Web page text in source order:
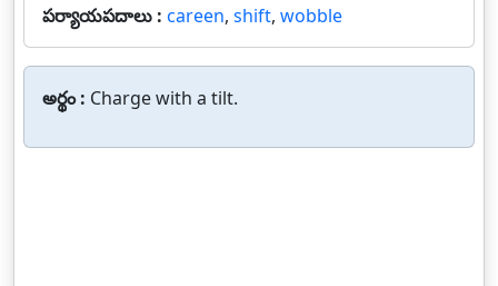
పర్యాయపదాలు : careen, shift, wobble
అర్థం : Charge with a tilt.